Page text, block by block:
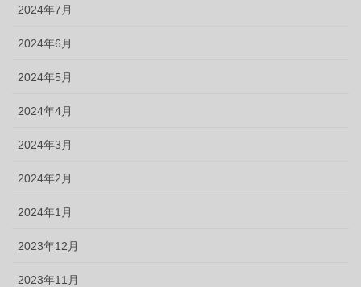
2024年7月
2024年6月
2024年5月
2024年4月
2024年3月
2024年2月
2024年1月
2023年12月
2023年11月